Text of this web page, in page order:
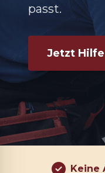
passt.
Jetzt
Keine